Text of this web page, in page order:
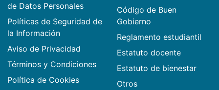
de Datos Personales
Políticas de Seguridad de
la Información
Aviso de Privacidad
Términos y Condiciones
Política de Cookies
Código de Buen
Gobierno
Reglamento estudiantil
Estatuto docente
Estatuto de bienestar
Otros